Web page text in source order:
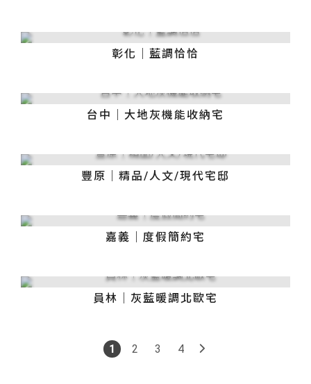
彰化｜藍調恰恰
台中｜大地灰機能收納宅
豐原｜精品/人文/現代宅邸
嘉義｜度假簡約宅
員林｜灰藍暖調北歐宅
1 2 3 4